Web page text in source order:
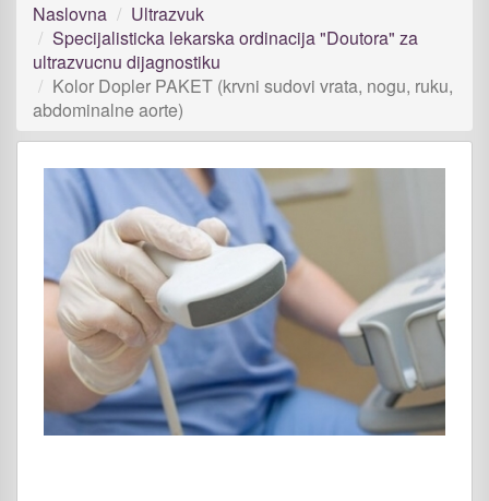
Naslovna
Ultrazvuk
Specijalisticka lekarska ordinacija "Doutora" za
ultrazvucnu dijagnostiku
Kolor Dopler PAKET (krvni sudovi vrata, nogu, ruku,
abdominalne aorte)